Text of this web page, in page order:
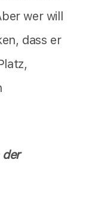
wer will
dass er
der